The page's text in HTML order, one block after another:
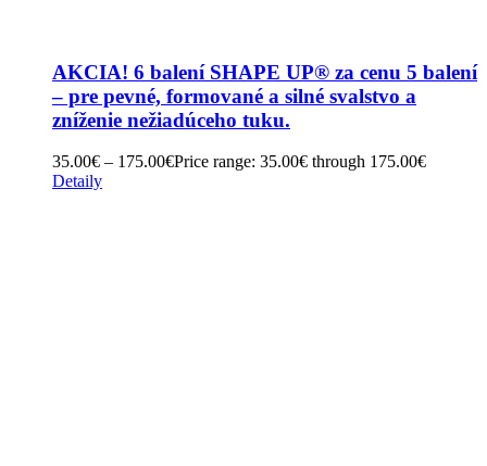
AKCIA! 6 balení SHAPE UP® za cenu 5 balení
– pre pevné, formované a silné svalstvo a
zníženie nežiadúceho tuku.
35.00€ – 175.00€Price range: 35.00€ through 175.00€
Detaily